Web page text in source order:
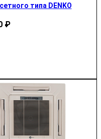
типа DENKO
₽